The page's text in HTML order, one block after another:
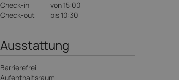
Check-in
von 15:00
Check-out
bis 10:30
Ausstattung
Barrierefrei
Aufenthaltsraum